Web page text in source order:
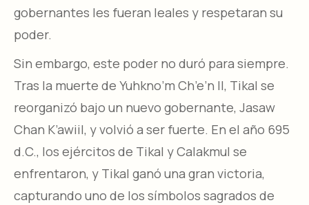
gobernantes les fueran leales y respetaran su
poder.
Sin embargo, este poder no duró para siempre.
Tras la muerte de Yuhkno’m Ch’e’n II, Tikal se
reorganizó bajo un nuevo gobernante, Jasaw
Chan K’awiil, y volvió a ser fuerte. En el año 695
d.C., los ejércitos de Tikal y Calakmul se
enfrentaron, y Tikal ganó una gran victoria,
capturando uno de los símbolos sagrados de